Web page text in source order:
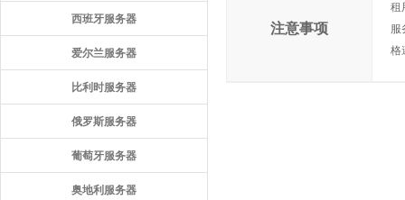
西班牙服务器
爱尔兰服务器
比利时服务器
俄罗斯服务器
葡萄牙服务器
奥地利服务器
注意事项
租
服
格